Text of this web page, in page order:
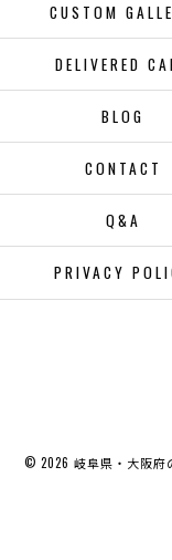
CUSTOM
DELIVERED
BLOG
CONTACT
Q&A
PRIVACY
© 2026 岐阜県・大阪府